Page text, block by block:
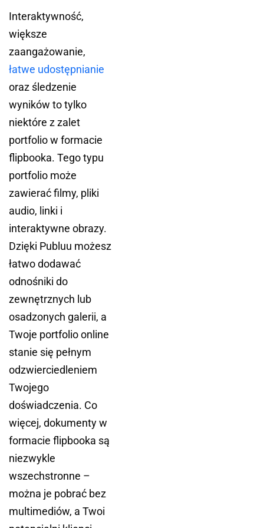
Interaktywność,
większe
zaangażowanie,
łatwe udostępnianie
oraz śledzenie
wyników to tylko
niektóre z zalet
portfolio w formacie
flipbooka. Tego typu
portfolio może
zawierać filmy, pliki
audio, linki i
interaktywne obrazy.
Dzięki Publuu możesz
łatwo dodawać
odnośniki do
zewnętrznych lub
osadzonych galerii, a
Twoje portfolio online
stanie się pełnym
odzwierciedleniem
Twojego
doświadczenia. Co
więcej, dokumenty w
formacie flipbooka są
niezwykle
wszechstronne –
można je pobrać bez
multimediów, a Twoi